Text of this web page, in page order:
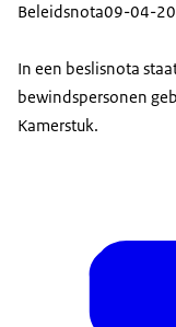
Beleidsnota09-04-
In een beslisnota
bewindspersonen
Kamerstuk.